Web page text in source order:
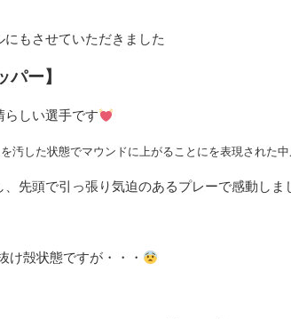
もさせていただきました
パー】
らしい選手です
汚した状態でマウンドに上がることにを表現された
先頭で引っ張り気迫のあるプレーで感動しま
け殻状態ですが・・・